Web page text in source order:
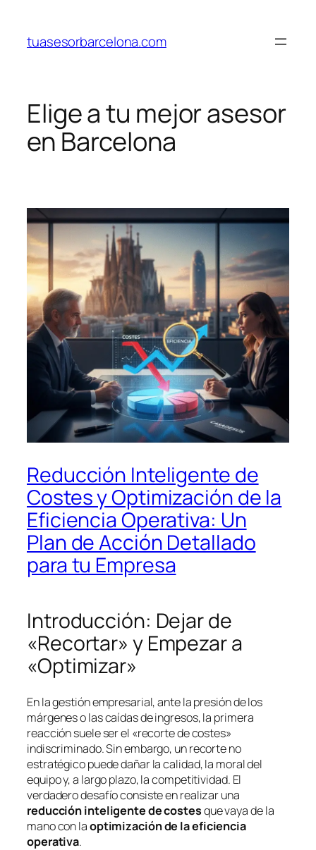
contenido
tuasesorbarcelona.com
Elige a tu mejor asesor
en Barcelona
Reducción Inteligente de
Costes y Optimización de la
Eficiencia Operativa: Un
Plan de Acción Detallado
para tu Empresa
Introducción: Dejar de
«Recortar» y Empezar a
«Optimizar»
En la gestión empresarial, ante la presión de los
márgenes o las caídas de ingresos, la primera
reacción suele ser el «recorte de costes»
indiscriminado. Sin embargo, un recorte no
estratégico puede dañar la calidad, la moral del
equipo y, a largo plazo, la competitividad. El
verdadero desafío consiste en realizar una
reducción inteligente de costesque vaya de la
mano con laoptimización de la eficiencia
operativa.